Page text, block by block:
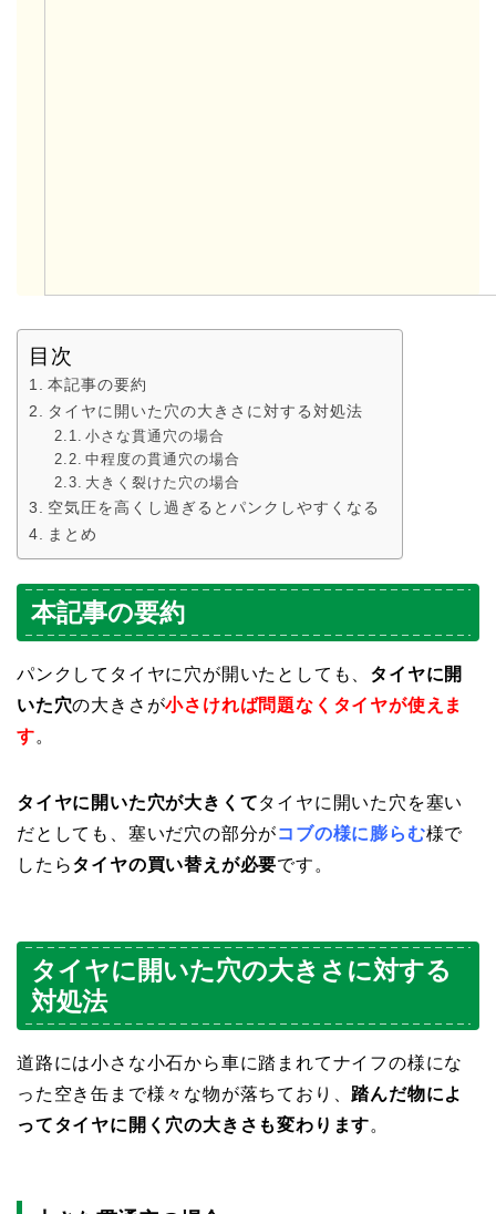
目次
本記事の要約
タイヤに開いた穴の大きさに対する対処法
小さな貫通穴の場合
中程度の貫通穴の場合
大きく裂けた穴の場合
空気圧を高くし過ぎるとパンクしやすくなる
まとめ
本記事の要約
パンクしてタイヤに穴が開いたとしても、 タイヤに開
いた穴の大きさが小さければ問題なくタイヤが使えま
す。
タイヤに開いた穴が大きくてタイヤに開いた穴を塞い
だとしても、塞いだ穴の部分がコブの様に膨らむ様で
したらタイヤの買い替えが必要です。
タイヤに開いた穴の大きさに対する
対処法
道路には小さな小石から車に踏まれてナイフの様にな
った空き缶まで様々な物が落ちており、 踏んだ物によ
ってタイヤに開く穴の大きさも変わります。